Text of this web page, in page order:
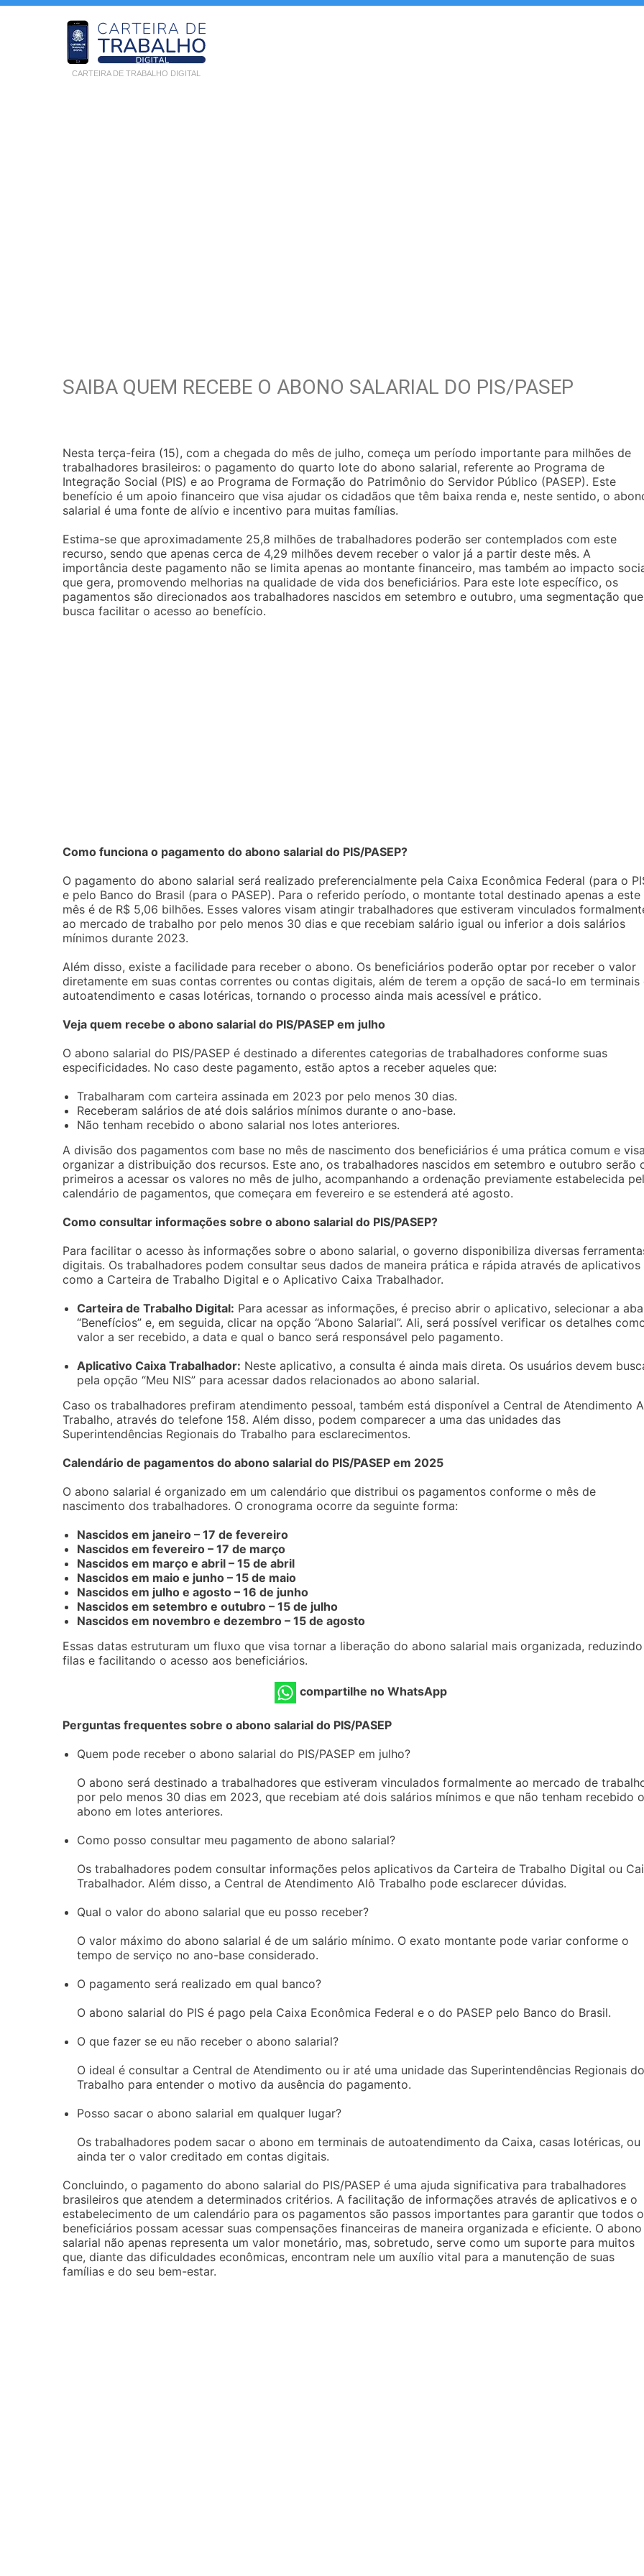
CARTEIRA DE TRABALHO DIGITAL
SAIBA QUEM RECEBE O ABONO SALARIAL DO PIS/PASEP
Nesta terça-feira (15), com a chegada do mês de julho, começa um período importante para milhões de
trabalhadores brasileiros: o pagamento do quarto lote do abono salarial, referente ao Programa de
Integração Social (PIS) e ao Programa de Formação do Patrimônio do Servidor Público (PASEP). Este
benefício é um apoio financeiro que visa ajudar os cidadãos que têm baixa renda e, neste sentido, o
salarial é uma fonte de alívio e incentivo para muitas famílias.
Estima-se que aproximadamente 25,8 milhões de trabalhadores poderão ser contemplados com este
recurso, sendo que apenas cerca de 4,29 milhões devem receber o valor já a partir deste mês. A
importância deste pagamento não se limita apenas ao montante financeiro, mas também ao impacto
que gera, promovendo melhorias na qualidade de vida dos beneficiários. Para este lote específico, os
pagamentos são direcionados aos trabalhadores nascidos em setembro e outubro, uma segmentação que
busca facilitar o acesso ao benefício.
Como funciona o pagamento do abono salarial do PIS/PASEP?
O pagamento do abono salarial será realizado preferencialmente pela Caixa Econômica Federal (para o
e pelo Banco do Brasil (para o PASEP). Para o referido período, o montante total destinado apenas a este
mês é de R$ 5,06 bilhões. Esses valores visam atingir trabalhadores que estiveram vinculados
ao mercado de trabalho por pelo menos 30 dias e que recebiam salário igual ou inferior a dois salários
mínimos durante 2023.
Além disso, existe a facilidade para receber o abono. Os beneficiários poderão optar por receber o valor
diretamente em suas contas correntes ou contas digitais, além de terem a opção de sacá-lo em terminais
autoatendimento e casas lotéricas, tornando o processo ainda mais acessível e prático.
Veja quem recebe o abono salarial do PIS/PASEP em julho
O abono salarial do PIS/PASEP é destinado a diferentes categorias de trabalhadores conforme suas
especificidades. No caso deste pagamento, estão aptos a receber aqueles que:
Trabalharam com carteira assinada em 2023 por pelo menos 30 dias.
Receberam salários de até dois salários mínimos durante o ano-base.
Não tenham recebido o abono salarial nos lotes anteriores.
A divisão dos pagamentos com base no mês de nascimento dos beneficiários é uma prática comum e
organizar a distribuição dos recursos. Este ano, os trabalhadores nascidos em setembro e outubro serão
primeiros a acessar os valores no mês de julho, acompanhando a ordenação previamente estabelecida
calendário de pagamentos, que começara em fevereiro e se estenderá até agosto.
Como consultar informações sobre o abono salarial do PIS/PASEP?
Para facilitar o acesso às informações sobre o abono salarial, o governo disponibiliza diversas
digitais. Os trabalhadores podem consultar seus dados de maneira prática e rápida através de aplicativos
como a Carteira de Trabalho Digital e o Aplicativo Caixa Trabalhador.
Carteira de Trabalho Digital: Para acessar as informações, é preciso abrir o aplicativo, selecionar a aba
“Benefícios” e, em seguida, clicar na opção “Abono Salarial”. Ali, será possível verificar os detalhes
valor a ser recebido, a data e qual o banco será responsável pelo pagamento.
Aplicativo Caixa Trabalhador: Neste aplicativo, a consulta é ainda mais direta. Os usuários devem
pela opção “Meu NIS” para acessar dados relacionados ao abono salarial.
Caso os trabalhadores prefiram atendimento pessoal, também está disponível a Central de Atendimento
Trabalho, através do telefone 158. Além disso, podem comparecer a uma das unidades das
Superintendências Regionais do Trabalho para esclarecimentos.
Calendário de pagamentos do abono salarial do PIS/PASEP em 2025
O abono salarial é organizado em um calendário que distribui os pagamentos conforme o mês de
nascimento dos trabalhadores. O cronograma ocorre da seguinte forma:
Nascidos em janeiro – 17 de fevereiro
Nascidos em fevereiro – 17 de março
Nascidos em março e abril – 15 de abril
Nascidos em maio e junho – 15 de maio
Nascidos em julho e agosto – 16 de junho
Nascidos em setembro e outubro – 15 de julho
Nascidos em novembro e dezembro – 15 de agosto
Essas datas estruturam um fluxo que visa tornar a liberação do abono salarial mais organizada, reduzindo
filas e facilitando o acesso aos beneficiários.
compartilhe no WhatsApp
Perguntas frequentes sobre o abono salarial do PIS/PASEP
Quem pode receber o abono salarial do PIS/PASEP em julho?
O abono será destinado a trabalhadores que estiveram vinculados formalmente ao mercado de
por pelo menos 30 dias em 2023, que recebiam até dois salários mínimos e que não tenham recebido o
abono em lotes anteriores.
Como posso consultar meu pagamento de abono salarial?
Os trabalhadores podem consultar informações pelos aplicativos da Carteira de Trabalho Digital ou
Trabalhador. Além disso, a Central de Atendimento Alô Trabalho pode esclarecer dúvidas.
Qual o valor do abono salarial que eu posso receber?
O valor máximo do abono salarial é de um salário mínimo. O exato montante pode variar conforme o
tempo de serviço no ano-base considerado.
O pagamento será realizado em qual banco?
O abono salarial do PIS é pago pela Caixa Econômica Federal e o do PASEP pelo Banco do Brasil.
O que fazer se eu não receber o abono salarial?
O ideal é consultar a Central de Atendimento ou ir até uma unidade das Superintendências Regionais do
Trabalho para entender o motivo da ausência do pagamento.
Posso sacar o abono salarial em qualquer lugar?
Os trabalhadores podem sacar o abono em terminais de autoatendimento da Caixa, casas lotéricas, ou
ainda ter o valor creditado em contas digitais.
Concluindo, o pagamento do abono salarial do PIS/PASEP é uma ajuda significativa para trabalhadores
brasileiros que atendem a determinados critérios. A facilitação de informações através de aplicativos e o
estabelecimento de um calendário para os pagamentos são passos importantes para garantir que todos
beneficiários possam acessar suas compensações financeiras de maneira organizada e eficiente. O abono
salarial não apenas representa um valor monetário, mas, sobretudo, serve como um suporte para muitos
que, diante das dificuldades econômicas, encontram nele um auxílio vital para a manutenção de suas
famílias e do seu bem-estar.